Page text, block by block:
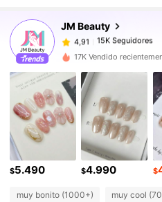
JM Beauty
15K Seguidores
e***a pagóHace 1 día
4,91 15K Seguidores
4,91 15K Seguidores
4,91 15K Seguidores
17K Vendido
$5.490 $4.990 $
muy bonito (1000+) muy cool